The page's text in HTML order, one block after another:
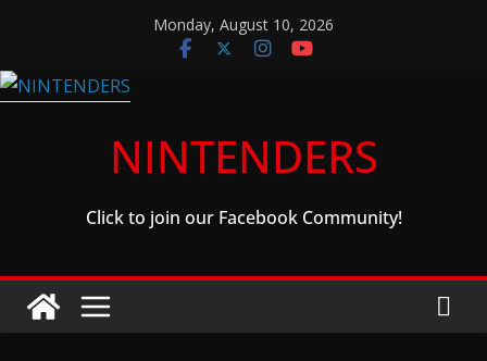
content
Monday, August 10, 2026
NINTENDERS
Click to join our Facebook Community!